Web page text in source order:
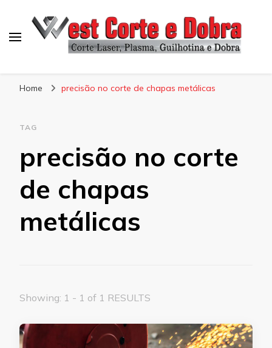
Home precisão no corte de chapas metálicas
TAG
precisão no corte
de chapas
metálicas
Showing: 1 - 1 of 1 RESULTS